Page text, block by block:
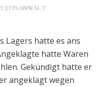
Lagers hatte es ans
hatte Waren
Gekündigt hatte er
angeklagt wegen